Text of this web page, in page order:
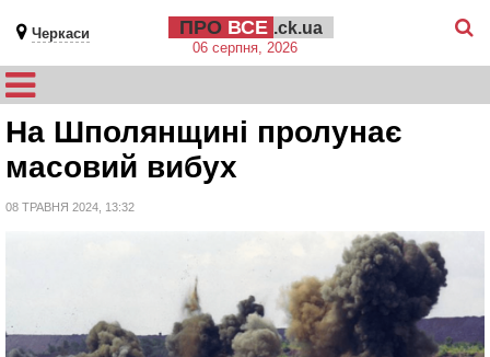
Черкаси ПРО ВСЕ .ck.ua
06 серпня, 2026
На Шполянщині пролунає
масовий вибух
08 ТРАВНЯ 2024, 13:32